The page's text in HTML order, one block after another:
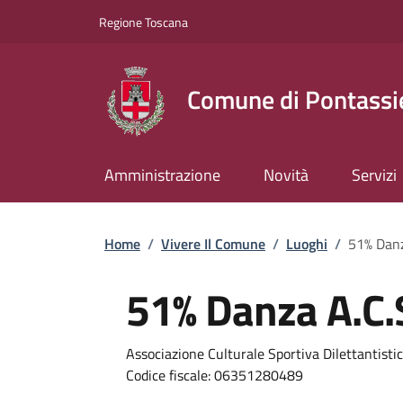
Regione ToscanaSlim top
Comune di
Amministrazione Novità Servizi
Briciole di pane
Home / Vivere Il Comune / Luoghi / 51%
51% Danza
Dettagli
Associazione Culturale Sportiva
Codice fiscale: 06351280489